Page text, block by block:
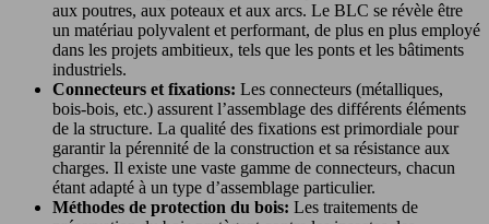
aux poutres, aux poteaux et aux arcs. Le BLC se révèle être
un matériau polyvalent et performant, de plus en plus employé
dans les projets ambitieux, tels que les ponts et les bâtiments
industriels.
Connecteurs et fixations: Les connecteurs (métalliques,
bois-bois, etc.) assurent l’assemblage des différents éléments
de la structure. La qualité des fixations est primordiale pour
garantir la pérennité de la construction et sa résistance aux
charges. Il existe une vaste gamme de connecteurs, chacun
étant adapté à un type d’assemblage particulier.
Méthodes de protection du bois: Les traitements de